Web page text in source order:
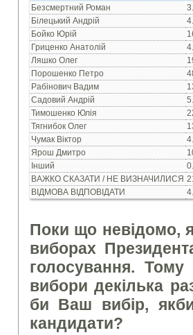
Безсмертний Роман
Білецький Андрій
Бойко Юрій
Гриценко Анатолій
Ляшко Олег
Порошенко Петро
Рабінович Вадим
Садовий Андрій
Тимошенко Юлія
Тягнибок Олег
Чумак Віктор
Ярош Дмитро
Інший
ВАЖКО СКАЗАТИ / НЕ ВИЗНАЧИЛИСЯ
ВІДМОВА ВІДПОВІДАТИ
Поки що невідомо,
виборах
голосування.
вибори декілька
би Ваш вибір,
кандидати?